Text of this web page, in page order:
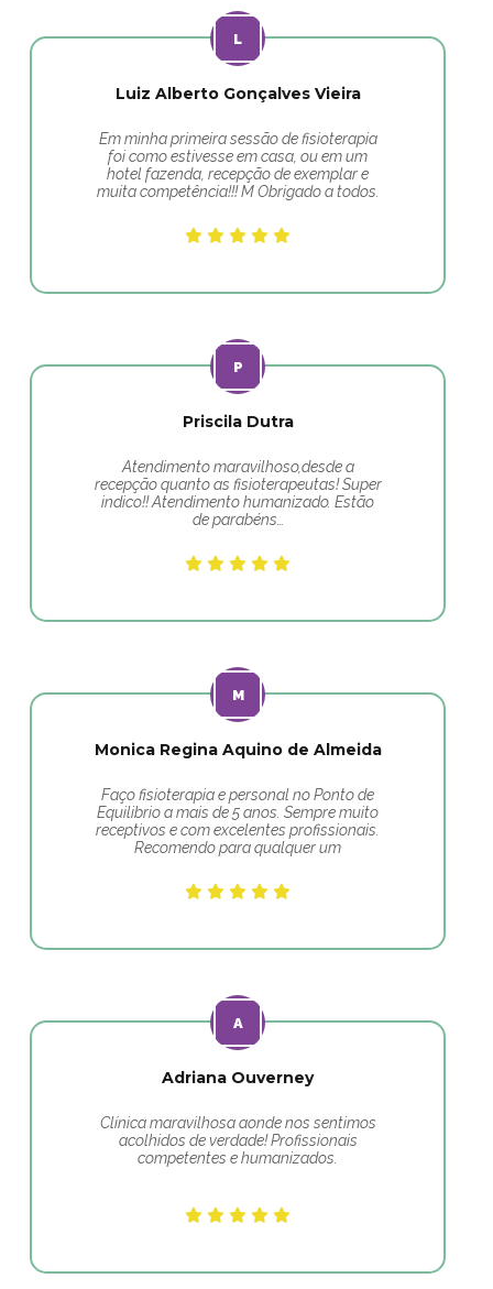
Luiz Alberto Gonçalves Vieira
Em minha primeira sessão de fisioterapia
foi como estivesse em casa, ou em um
hotel fazenda, recepção de exemplar e
muita competência!!! M Obrigado a todos.
Priscila Dutra
Atendimento maravilhoso,desde a
recepção quanto as fisioterapeutas! Super
indico!! Atendimento humanizado. Estão
de parabéns…
Monica Regina Aquino de Almeida
Faço fisioterapia e personal no Ponto de
Equilibrio a mais de 5 anos. Sempre muito
receptivos e com excelentes profissionais.
Recomendo para qualquer um
Adriana Ouverney
Clínica maravilhosa aonde nos sentimos
acolhidos de verdade! Profissionais
competentes e humanizados.